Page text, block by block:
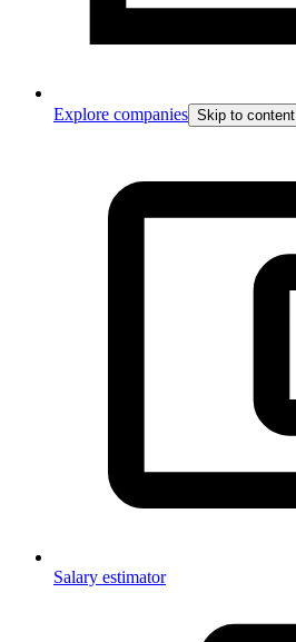
Explore companies Skip to content
Salary estimator